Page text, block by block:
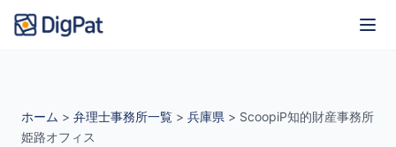
ホーム > 弁理士事務所一覧 > 兵庫県 > ScoopiP知的財産事務所
姫路オフィス